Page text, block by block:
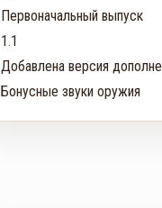
Первоначальный выпуск
1.1
Добавлена ​​версия
Бонусные звуки оружия